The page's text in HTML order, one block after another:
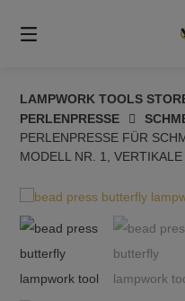
zum
Inhalt
LAMPWORK TOOLS
PERLENPRESSE
PERLENPRESSE FÜR
MODELL NR. 1,